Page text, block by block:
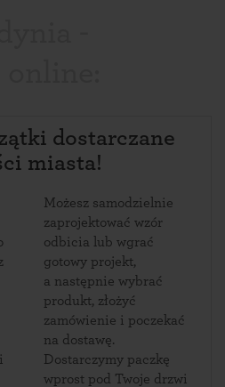
dostarczane
miasta!
Możesz samodzielnie
zaprojektować wzór
odbicia lub wgrać
gotowy projekt,
a następnie wybrać
produkt, złożyć
zamówienie i poczekać
na dostawę.
Dostarczymy paczkę
wprost pod Twoje drzwi